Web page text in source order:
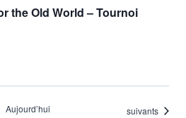
the Old World – Tournoi
Aujourd’hui Évènements
suivants